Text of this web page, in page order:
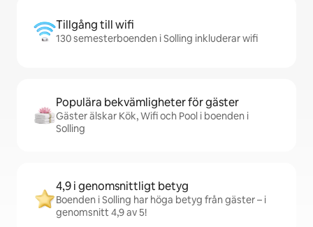
Tillgång till wifi
130 semesterboenden i Solling inkluderar wifi
Populära bekvämligheter för gäster
Gäster älskar Kök, Wifi och Pool i boenden i
Solling
4,9 i genomsnittligt betyg
Boenden i Solling har höga betyg från gäster – i
genomsnitt 4,9 av 5!